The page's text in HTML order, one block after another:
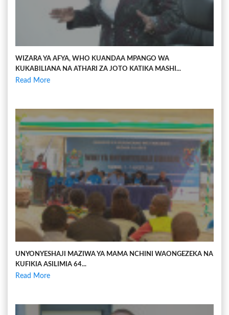
WIZARA YA AFYA, WHO KUANDAA MPANGO WA
KUKABILIANA NA ATHARI ZA JOTO KATIKA MASHI...
Read More
UNYONYESHAJI MAZIWA YA MAMA NCHINI WAONGEZEKA NA
KUFIKIA ASILIMIA 64...
Read More